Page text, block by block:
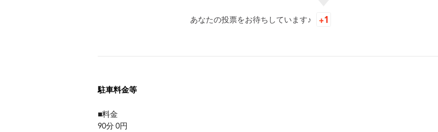
あなたの投票をお待ちしています♪
駐車料金等
■料金
90分 0円